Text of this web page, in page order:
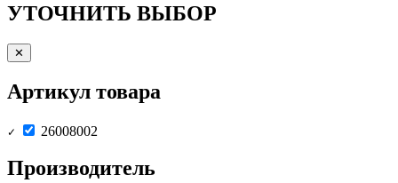
УТОЧНИТЬ ВЫБОР
✕
Артикул товара
✓ 26008002
Производитель